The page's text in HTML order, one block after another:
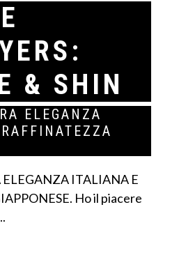
& SHIN
ELEGANZA
ELEGANZA ITALIANA E
Ho il piacere